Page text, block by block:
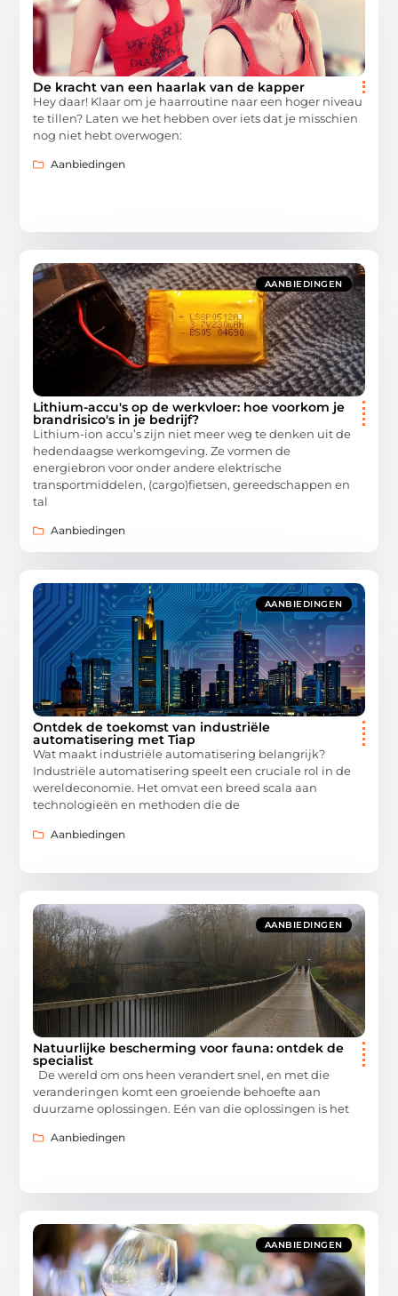
De kracht van een haarlak van de kapper
Hey daar! Klaar om je haarroutine naar een hoger niveau
te tillen? Laten we het hebben over iets dat je misschien
nog niet hebt overwogen:
Aanbiedingen
AANBIEDINGEN
Lithium-accu's op de werkvloer: hoe voorkom je
brandrisico's in je bedrijf?
Lithium-ion accu’s zijn niet meer weg te denken uit de
hedendaagse werkomgeving. Ze vormen de
energiebron voor onder andere elektrische
transportmiddelen, (cargo)fietsen, gereedschappen en
tal
Aanbiedingen
AANBIEDINGEN
Ontdek de toekomst van industriële
automatisering met Tiap
Wat maakt industriële automatisering belangrijk?
Industriële automatisering speelt een cruciale rol in de
wereldeconomie. Het omvat een breed scala aan
technologieën en methoden die de
Aanbiedingen
AANBIEDINGEN
Natuurlijke bescherming voor fauna: ontdek de
specialist
De wereld om ons heen verandert snel, en met die
veranderingen komt een groeiende behoefte aan
duurzame oplossingen. Eén van die oplossingen is het
Aanbiedingen
AANBIEDINGEN